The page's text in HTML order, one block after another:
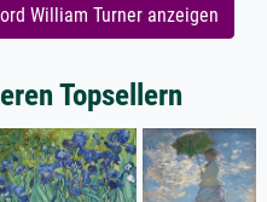
William Turner anzeigen
Topsellern